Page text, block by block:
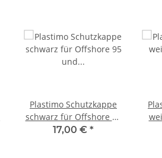
Plastimo Schutzkappe
schwarz für Offshore 95
und MiniContest 2
17,00 € *